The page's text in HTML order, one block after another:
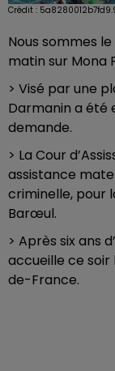
Crédit :
Nous sommes
matin sur Mona
> Visé par une
Darmanin a été
demande.
> La Cour
assistance
criminelle, pour
Barœul.
> Après six ans
accueille ce
de-France.